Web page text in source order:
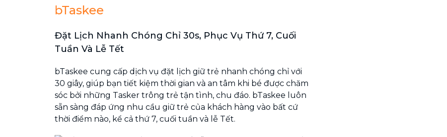
bTaskee
Đặt Lịch Nhanh Chóng Chỉ 30s, Phục Vụ Thứ 7, Cuối
Tuần Và Lễ Tết
bTaskee cung cấp dịch vụ đặt lịch giữ trẻ nhanh chóng chỉ với
30 giây, giúp bạn tiết kiệm thời gian và an tâm khi bé được chăm
sóc bởi những Tasker trông trẻ tận tình, chu đáo. bTaskee luôn
sẵn sàng đáp ứng nhu cầu giữ trẻ của khách hàng vào bất cứ
thời điểm nào, kể cả thứ 7, cuối tuần và lễ Tết.